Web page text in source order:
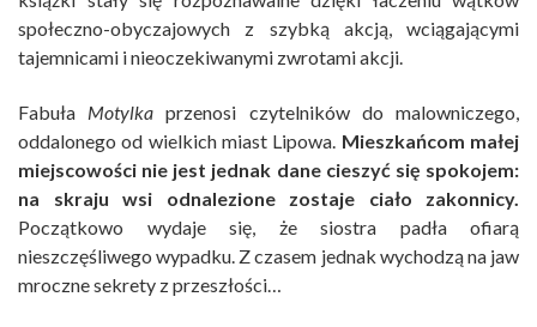
społeczno-obyczajowych z szybką akcją, wciągającymi
tajemnicami i nieoczekiwanymi zwrotami akcji.
Fabuła Motylkaprzenosi czytelników do malowniczego,
oddalonego od wielkich miast Lipowa. Mieszkańcom małej
miejscowości nie jest jednak dane cieszyć się spokojem:
na skraju wsi odnalezione zostaje ciało zakonnicy.
Początkowo wydaje się, że siostra padła ofiarą
nieszczęśliwego wypadku. Z czasem jednak wychodzą na jaw
mroczne sekrety z przeszłości…